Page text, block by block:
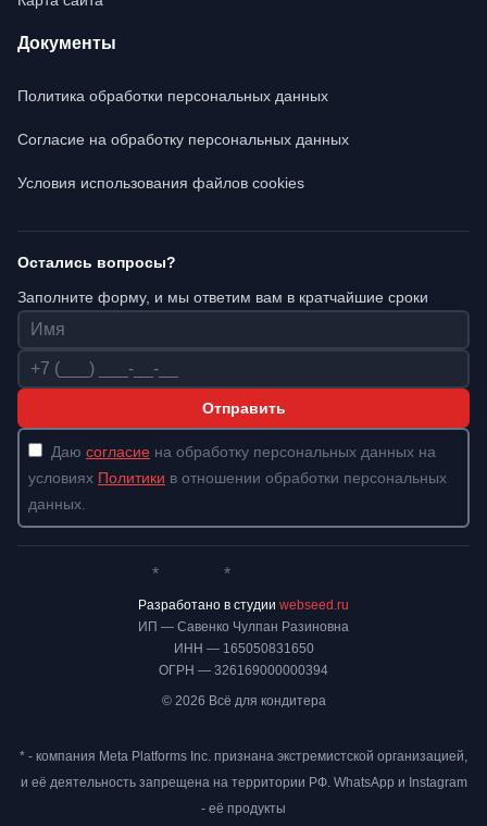
Документы
Политика обработки персональных данных
Согласие на обработку персональных данных
Условия использования файлов cookies
Остались вопросы?
Заполните форму, и мы ответим вам в кратчайшие сроки
Имя
Телефон
Отправить
Даю согласие на обработку персональных данных на
условиях Политики в отношении обработки персональных
данных.
ИП — Савенко Чулпан Разиновна
ИНН — 165050831650
ОГРН — 326169000000394
© 2026 Всё для кондитера
* *
Разработано в студии webseed.ru
* - компания Meta Platforms Inc. признана экстремистской организацией,
и её деятельность запрещена на территории РФ. WhatsApp и Instagram
- её продукты